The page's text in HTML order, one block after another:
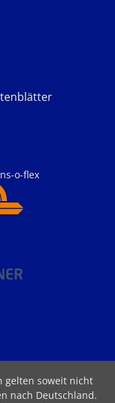
o-flex
gelten soweit nicht
nach Deutschland.